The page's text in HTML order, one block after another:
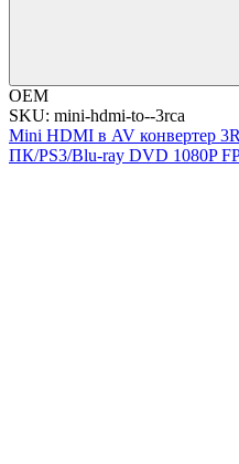
OEM
SKU: mini-hdmi-to--3rca
Mini HDMI в AV конвертер
ПК/PS3/Blu-ray DVD 1080P